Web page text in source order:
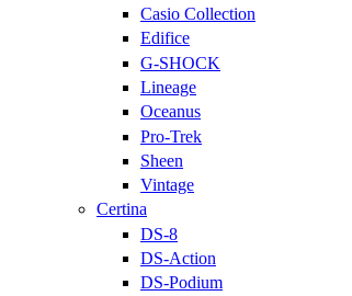
Casio Collection
Edifice
G-SHOCK
Lineage
Oceanus
Pro-Trek
Sheen
Vintage
Certina
DS-8
DS-Action
DS-Podium